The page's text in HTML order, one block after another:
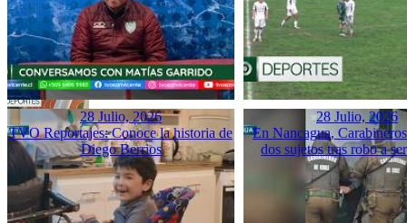
28 Julio, 2026
TVO Reportajes: Conoce la historia de
Diego Berrios
28 Julio, 2026
En Nancagua,
dos sujetos tras robo a